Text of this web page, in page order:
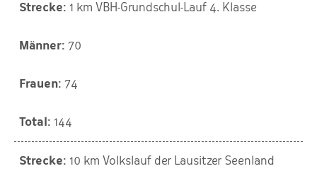
1 km VBH-Grundschul-Lauf 4. Klasse
70
74
144
10 km Volkslauf der Lausitzer Seenland